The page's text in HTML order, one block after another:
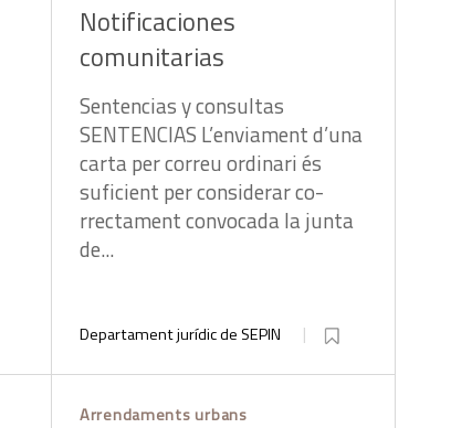
Notificaciones
comunitarias
Sentencias y consultas
SENTENCIAS L’enviament d’una
carta per correu or­dinari és
suficient per considerar co­
rrectament convocada la junta
de...
Departament jurídic de SEPIN
Arrendaments urbans